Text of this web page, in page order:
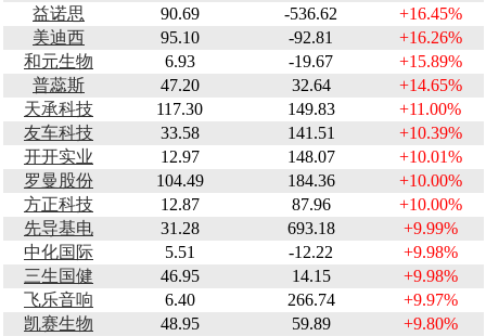
益诺思
90.69 -536.62
+16.45%
美迪西
95.10 -92.81
+16.26%
和元生物
6.93 -19.67
+15.89%
普蕊斯
47.20 32.64
+14.65%
天承科技
117.30 149.83
+11.00%
友车科技
33.58 141.51
+10.39%
开开实业
12.97 148.07
+10.01%
罗曼股份
104.49 184.36
+10.00%
方正科技
12.87 87.96
+10.00%
先导基电
31.28 693.18
+9.99%
中化国际
5.51 -12.22
+9.98%
三生国健
46.95 14.15
+9.98%
飞乐音响
6.40 266.74
+9.97%
凯赛生物
48.95 59.89
+9.80%